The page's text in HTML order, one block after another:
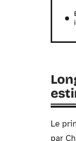
Le
par